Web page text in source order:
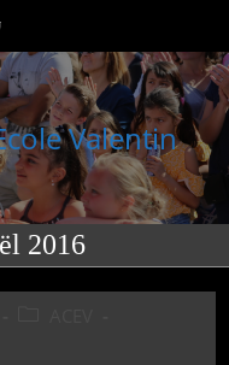
Valentin
2016